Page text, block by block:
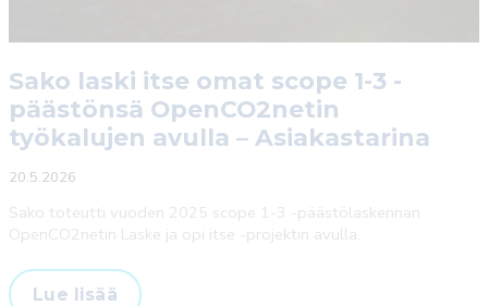
Sako laski itse omat scope 1-3 -
päästönsä OpenCO2netin
työkalujen avulla – Asiakastarina
20.5.2026
Sako toteutti vuoden 2025 scope 1-3 -päästölaskennan
OpenCO2netin Laske ja opi itse -projektin avulla.
Sako
Lue lisää